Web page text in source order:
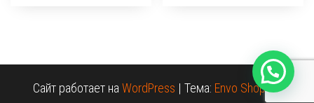
Сайт работает наWordPress | Тема: Envo Shopper